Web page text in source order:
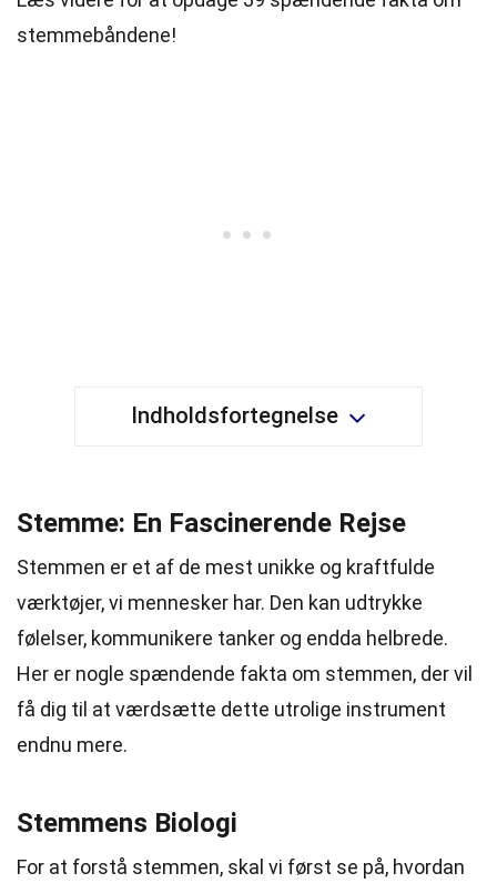
stemmebåndene!
Indholdsfortegnelse
Stemme: En Fascinerende Rejse
Stemmen er et af de mest unikke og kraftfulde
værktøjer, vi mennesker har. Den kan udtrykke
følelser, kommunikere tanker og endda helbrede.
Her er nogle spændende fakta om stemmen, der vil
få dig til at værdsætte dette utrolige instrument
endnu mere.
Stemmens Biologi
For at forstå stemmen, skal vi først se på, hvordan